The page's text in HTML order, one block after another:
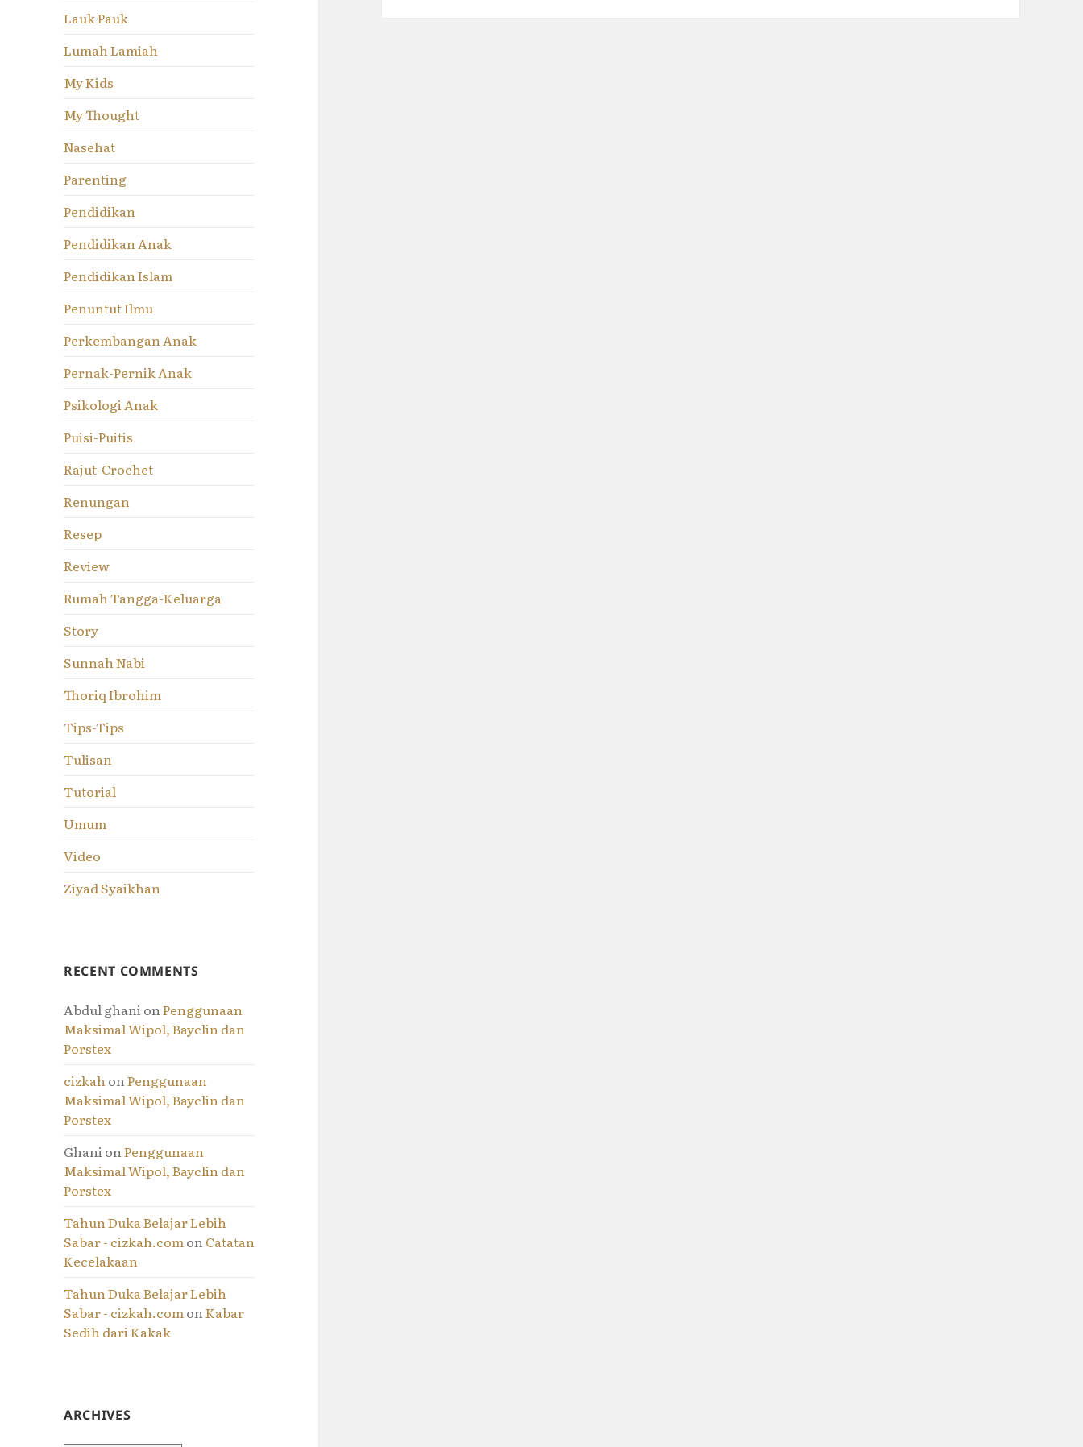
Lauk Pauk
Lumah Lamiah
My Kids
My Thought
Nasehat
Parenting
Pendidikan
Pendidikan Anak
Pendidikan Islam
Penuntut Ilmu
Perkembangan Anak
Pernak-Pernik Anak
Psikologi Anak
Puisi-Puitis
Rajut-Crochet
Renungan
Resep
Review
Rumah Tangga-Keluarga
Story
Sunnah Nabi
Thoriq Ibrohim
Tips-Tips
Tulisan
Tutorial
Umum
Video
Ziyad Syaikhan
RECENT COMMENTS
Abdul ghanionPenggunaan
Maksimal Wipol, Bayclin dan
Porstex
cizkahonPenggunaan
Maksimal Wipol, Bayclin dan
Porstex
GhanionPenggunaan
Maksimal Wipol, Bayclin dan
Porstex
Tahun Duka Belajar Lebih
Sabar - cizkah.comonCatatan
Kecelakaan
Tahun Duka Belajar Lebih
Sabar - cizkah.comonKabar
Sedih dari Kakak
ARCHIVES